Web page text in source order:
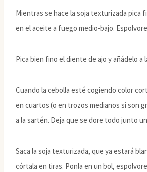
Mientras se hace la soja texturizada pica
en el aceite a fuego medio-bajo.
Pica bien fino el diente de ajo y añádelo a
Cuando la cebolla esté cogiendo color
en cuartos (o en trozos medianos si son
a la sartén. Deja que se dore todo junto
Saca la soja texturizada, que ya estará
córtala en tiras. Ponla en un bol,